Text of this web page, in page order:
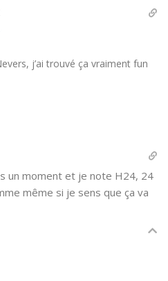
j’ai trouvé ça vraiment fun
un moment et je note H24, 24
même si je sens que ça va